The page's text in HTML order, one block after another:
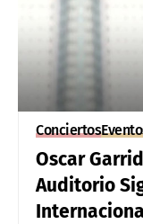
Conciertos
Oscar
Auditorio